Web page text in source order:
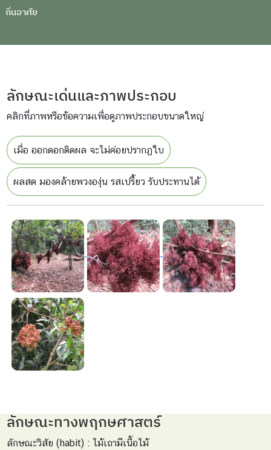
ถิ่นอาศัย
ลักษณะเด่นและภาพประกอบ
คลิกที่ภาพหรือข้อความเพื่อดูภาพประกอบขนาดใหญ่
เมื่อ ออกดอกติดผล จะไม่ค่อยปรากฏใบ
ผลสด มองคล้ายพวงองุ่น รสเปรี้ยว รับประทานได้
ลักษณะทางพฤกษศาสตร์
ลักษณะวิสัย (habit) : ไม้เถามีเนื้อไม้